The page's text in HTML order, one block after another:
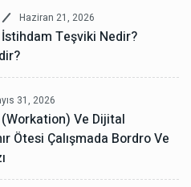
Haziran 21, 2026
Teşviki Nedir?
31, 2026
(Workation) Ve Dijital
Ötesi Çalışmada Bordro Ve